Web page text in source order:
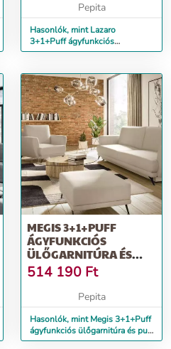
Pepita
Hasonlók, mint Lazaro
3+1+Puff ágyfunkciós
ülőgarnitúra és puff sötétzöld
MEGIS 3+1+PUFF
ÁGYFUNKCIÓS
ÜLŐGARNITÚRA ÉS
PUFF BÉZS
514 190 Ft
Pepita
Hasonlók, mint Megis 3+1+Puff
ágyfunkciós ülőgarnitúra és puff
bézs